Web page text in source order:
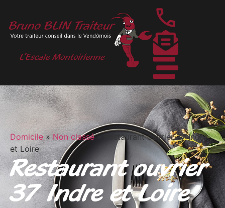
Domicile » Non classé »Restaurant ouvrier 37 Indre
et Loire
Restaurant ouvrier
37 Indre et Loire